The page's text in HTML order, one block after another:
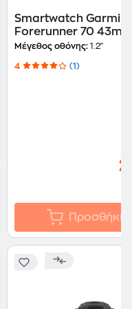
Smartwatch Garmin
Forerunner 70
Citron
Μέγεθος οθόνης: 1.2"
4 (1)
Προσθήκη